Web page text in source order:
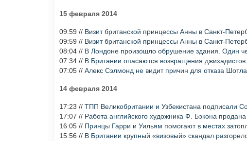
15 февраля 2014
09:59 // Визит британской принцессы Анны в Санкт-
09:59 // Визит британской принцессы Анны в Санкт-
08:04 // В Лондоне произошло обрушение здания. Один
07:34 // В Британии опасаются возвращения
07:05 // Алекс Сэлмонд не видит причин для отказа
14 февраля 2014
17:23 // ТПП Великобритании и Узбекистана подписали
17:07 // Работа английского художника Ф. Бэкона
16:05 // Принцы Гарри и Уильям помогают в местах
15:56 // В Британии крупный «визовый» скандал